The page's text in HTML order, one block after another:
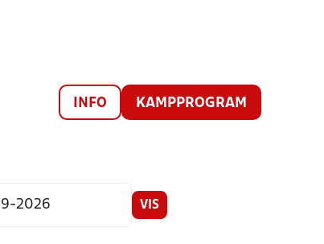
INFO KAMPPROGRAM
VIS